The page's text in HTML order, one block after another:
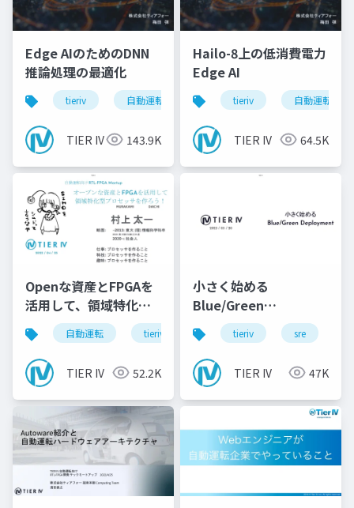
Edge AIのためのDNN
推論処理の最適化
tieriv 自動運転 computing tierivmeetup
TIER IV 143.9K
Hailo-8上の低消費電力
Edge AI
tieriv 自動運転
TIER IV 64.5K
Openな資産とFPGAを
活用して、領域特化型
のProcessorを作ろ
う！
自動運転 tieriv fpga rtl
TIER IV 52.2K
小さく始める
Blue/Green
Deployment
tieriv sre
TIER IV 47K